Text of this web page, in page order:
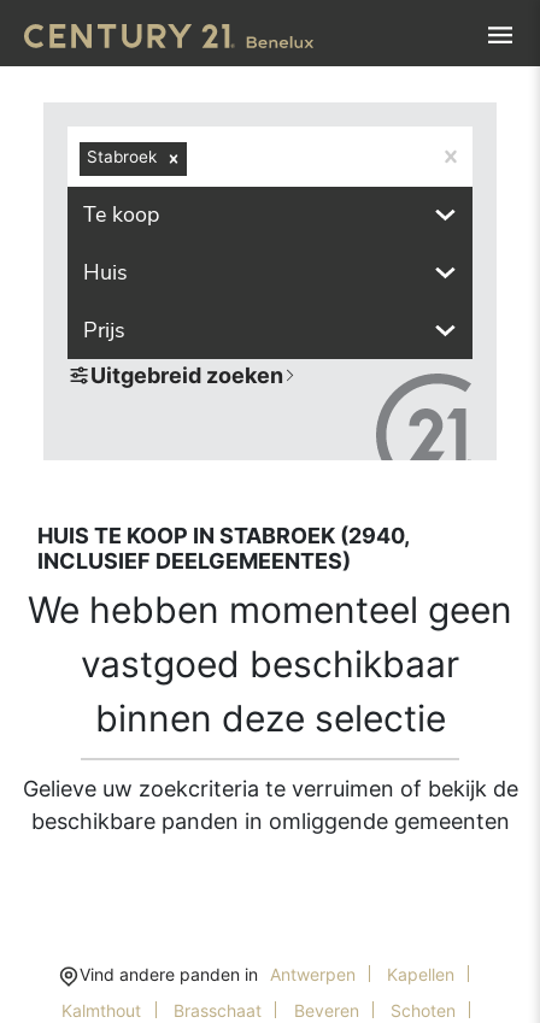
Stabroek
Te koop
Huis
Prijs
Uitgebreid zoeken
HUIS TE KOOP IN STABROEK (2940,
INCLUSIEF DEELGEMEENTES)
We hebben momenteel geen
vastgoed beschikbaar
binnen deze selectie
Gelieve uw zoekcriteria te verruimen of bekijk de
beschikbare panden in omliggende gemeenten
Vind andere panden in Antwerpen
Kapellen
Kalmthout
Brasschaat Beveren
Schoten